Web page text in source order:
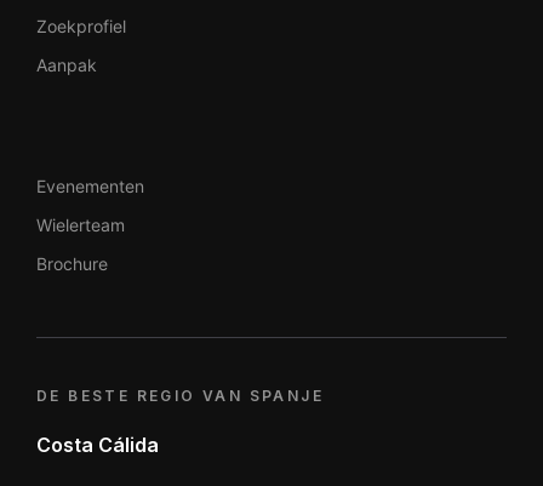
Zoekprofiel
Aanpak
Evenementen
Wielerteam
Brochure
DE BESTE REGIO VAN SPANJE
Costa Cálida